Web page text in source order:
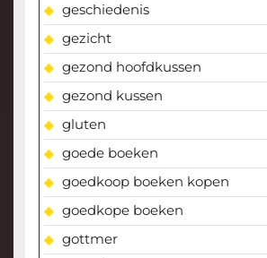
geschiedenis
gezicht
gezond hoofdkussen
gezond kussen
gluten
goede boeken
goedkoop boeken kopen
goedkope boeken
gottmer